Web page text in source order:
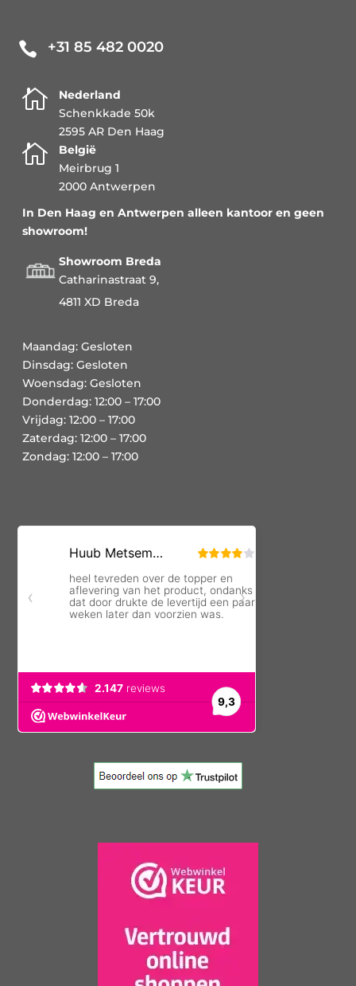
 +31 85 482 0020

Nederland
Schenkkade 50k
2595 AR Den Haag

België
Meirbrug 1
2000 Antwerpen
In Den Haag en Antwerpen alleen kantoor en geen
showroom!
Showroom Breda
Catharinastraat 9,
4811 XD Breda
Maandag: Gesloten
Dinsdag: Gesloten
Woensdag: Gesloten
Donderdag: 12:00 – 17:00
Vrijdag: 12:00 – 17:00
Zaterdag: 12:00 – 17:00
Zondag: 12:00 – 17:00